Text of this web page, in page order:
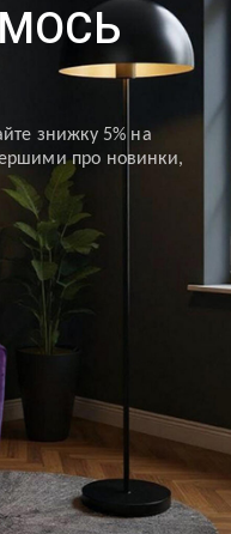
знижку 5% на
про новинки,